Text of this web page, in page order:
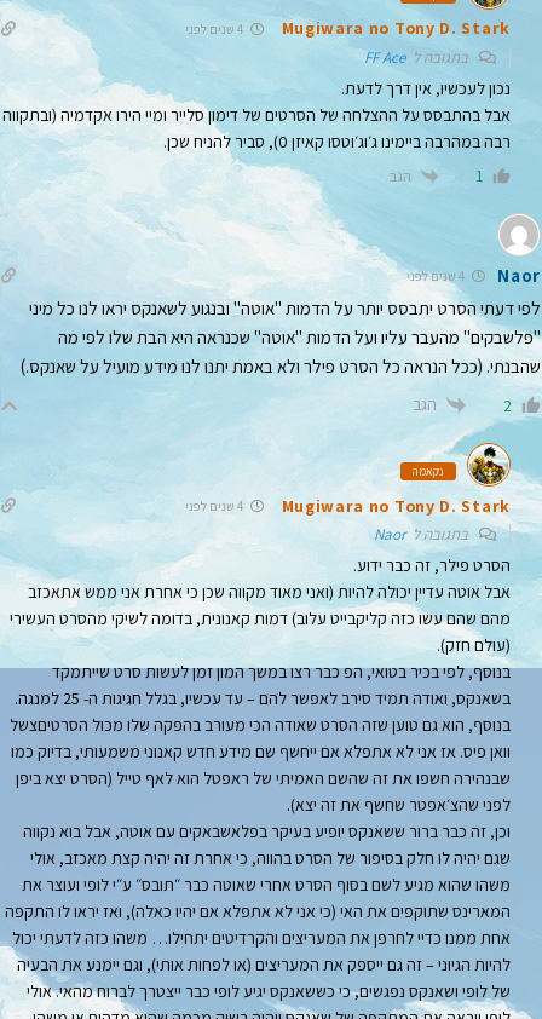
Mugiwara no Tony D. Stark 4 שנים לפני
בתגובה לFF Ace
נכון לעכשיו, אין דרך לדעת.
אבל בהתבסס על ההצלחה של הסרטים של דימון סלייר ומיי הירו אקדמיה (ובתקווה
רבה במהרבה ביימינו ג׳וג׳וטסו קאיזן 0), סביר להניח שכן.
1 הגב
Naor
לפי דעתי הסרט יתבסס יותר על הדמות "אוטה" ובנגוע לשאנקס יראו לנו כל מיני
"פלשבקים" מהעבר עליו ועל הדמות "אוטה" שכנראה היא הבת שלו לפי מה
שהבנתי. (ככל הנראה כל הסרט פילר ולא באמת יתנו לנו מידע מועיל על שאנקס.)
2 הגב
נקאמה
Mugiwara no Tony D. Stark 4 שנים לפני
בתגובה לNaor
הסרט פילר, זה כבר ידוע.
אבל אוטה עדיין יכולה להיות (ואני מאוד מקווה שכן כי אחרת אני ממש אתאכזב
מהם שהם עשו כזה קליקבייט עלוב) דמות קאנונית, בדומה לשיקי מהסרט העשירי
(עולם חזק).
בנוסף, לפי בכיר בטואי, הפ כבר רצו במשך המון זמן לעשות סרט שייתמקד
בשאנקס, ואודה תמיד סירב לאפשר להם – עד עכשיו, בגלל חגיגות ה- 25 למנגה.
בנוסף, הוא גם טוען שזה הסרט שאודה הכי מעורב בהפקה שלו מכול הסרטיםצשל
וואן פיס. אז אני לא אתפלא אם ייחשף שם מידע חדש קאנוני משמעותי, בדיוק כמו
שבנהירה חשפו את זה שהשם האמיתי של ראפטל הוא לאף טייל (הסרט יצא ביפן
לפני שהצ׳אפטר שחשף את זה יצא).
וכן, זה כבר ברור ששאנקס יופיע בעיקר בפלאשבאקים עם אוטה, אבל בוא נקווה
שגם יהיה לו חלק בסיפור של הסרט בהווה, כי אחרת זה יהיה קצת מאכזב, אולי
משהו שהוא מגיע לשם בסוף הסרט אחרי שאוטה כבר ״תובס״ ע״י לופי ועוצר את
המארינס שתוקפים את האי (כי אני לא אתפלא אם יהיו כאלה), ואז יראו לו התקפה
אחת ממנו כדיי לחרפן את המעריצים והקרדיטים יתחילו… משהו כזה לדעתי יכול
להיות הגיוני – זה גם ייספק את המעריצים (או לפחות אותי), וגם יימנע את הבעיה
של לופי ושאנקס נפגשים, כי כששאנקס יגיע לופי כבר ייצטרך לברוח מהאי. אולי